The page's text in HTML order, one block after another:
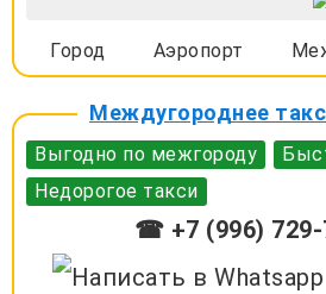
Город Аэропорт
Междугороднее
Выгодно по межгороду
Недорогое такси
☎ +7 (996) 729-